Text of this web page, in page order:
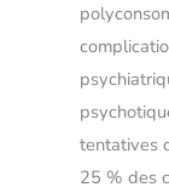
tentatives
25 % des